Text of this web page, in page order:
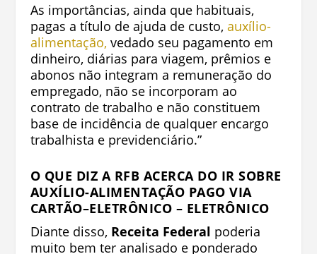
As importâncias, ainda que habituais,
pagas a título de ajuda de custo, auxílio-
alimentação, vedado seu pagamento em
dinheiro, diárias para viagem, prêmios e
abonos não integram a remuneração do
empregado, não se incorporam ao
contrato de trabalho e não constituem
base de incidência de qualquer encargo
trabalhista e previdenciário.”
O QUE DIZ A RFB ACERCA DO IR SOBRE
AUXÍLIO-ALIMENTAÇÃO PAGO VIA
CARTÃO–ELETRÔNICO – ELETRÔNICO
Diante disso, Receita Federal poderia
muito bem ter analisado e ponderado